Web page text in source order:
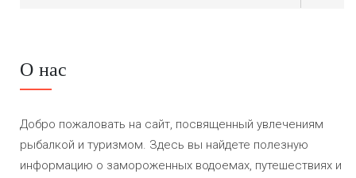
О нас
Добро пожаловать на сайт, посвященный увлечениям
рыбалкой и туризмом. Здесь вы найдете полезную
информацию о замороженных водоемах, путешествиях и